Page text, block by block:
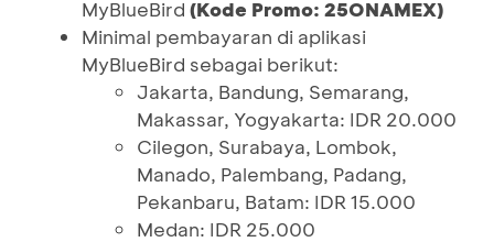
MyBlueBird (Kode Promo: 25ONAMEX)
Minimal pembayaran di aplikasi
MyBlueBird sebagai berikut:
Jakarta, Bandung, Semarang,
Makassar, Yogyakarta: IDR 20.000
Cilegon, Surabaya, Lombok,
Manado, Palembang, Padang,
Pekanbaru, Batam: IDR 15.000
Medan: IDR 25.000